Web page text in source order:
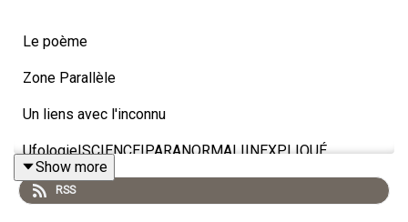
Le poème
Zone Parallèle
Un liens avec l'inconnu
Ufologie|SCIENCE|PARANORMAL|INEXPLIQUÉ
Show more
RSS